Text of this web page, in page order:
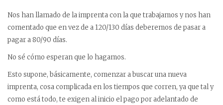
Nos han llamado de la imprenta con la que trabajamos y nos han
comentado que en vez de a 120/130 días deberemos de pasar a
pagar a 80/90 días.
No sé cómo esperan que lo hagamos.
Esto supone, básicamente, comenzar a buscar una nueva
imprenta, cosa complicada en los tiempos que corren, ya que tal y
como está todo, te exigen al inicio el pago por adelantado de